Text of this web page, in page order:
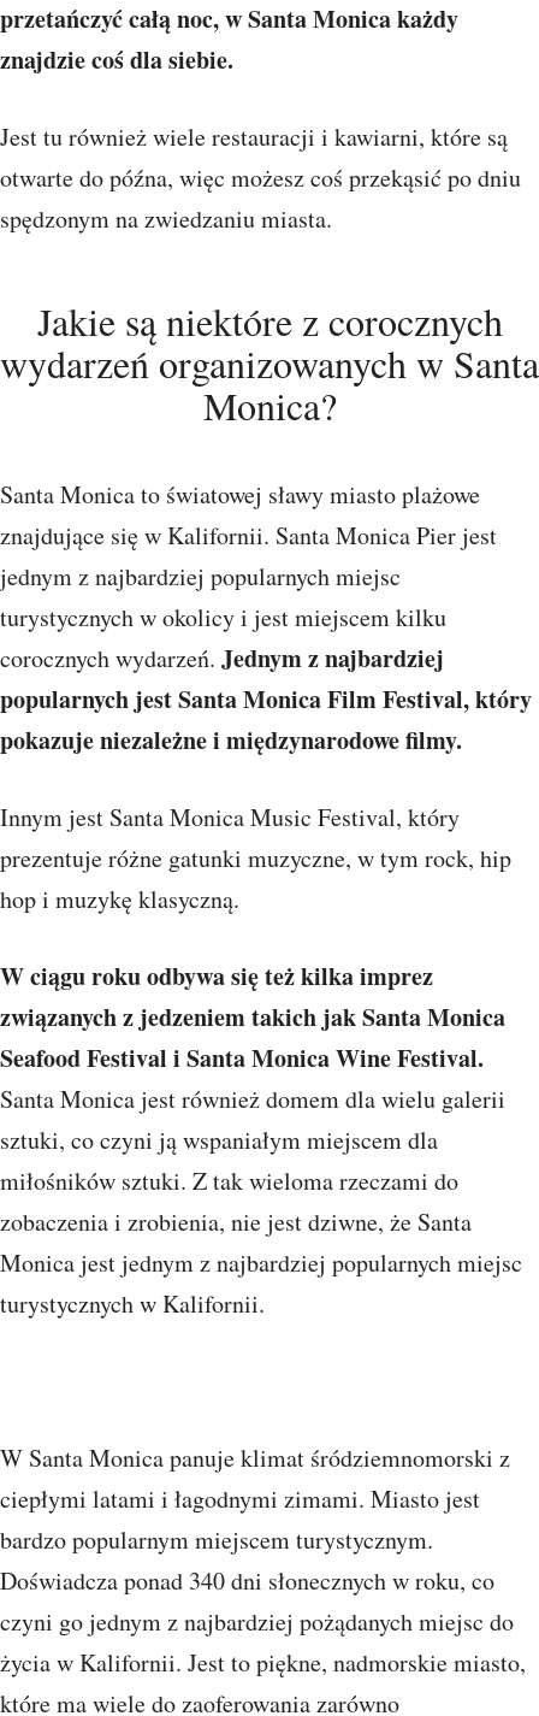
przetańczyć całą noc, w Santa Monica każdy
znajdzie coś dla siebie.
Jest tu również wiele restauracji i kawiarni, które są
otwarte do późna, więc możesz coś przekąsić po dniu
spędzonym na zwiedzaniu miasta.
Jakie są niektóre z corocznych
wydarzeń organizowanych w Santa
Monica?
Santa Monica to światowej sławy miasto plażowe
znajdujące się w Kalifornii. Santa Monica Pier jest
jednym z najbardziej popularnych miejsc
turystycznych w okolicy i jest miejscem kilku
corocznych wydarzeń. Jednym z najbardziej
popularnych jest Santa Monica Film Festival, który
pokazuje niezależne i międzynarodowe filmy.
Innym jest Santa Monica Music Festival, który
prezentuje różne gatunki muzyczne, w tym rock, hip
hop i muzykę klasyczną.
W ciągu roku odbywa się też kilka imprez
związanych z jedzeniem takich jak Santa Monica
Seafood Festival i Santa Monica Wine Festival.
Santa Monica jest również domem dla wielu galerii
sztuki, co czyni ją wspaniałym miejscem dla
miłośników sztuki. Z tak wieloma rzeczami do
zobaczenia i zrobienia, nie jest dziwne, że Santa
Monica jest jednym z najbardziej popularnych miejsc
turystycznych w Kalifornii.
W Santa Monica panuje klimat śródziemnomorski z
ciepłymi latami i łagodnymi zimami. Miasto jest
bardzo popularnym miejscem turystycznym.
Doświadcza ponad 340 dni słonecznych w roku, co
czyni go jednym z najbardziej pożądanych miejsc do
życia w Kalifornii. Jest to piękne, nadmorskie miasto,
które ma wiele do zaoferowania zarówno